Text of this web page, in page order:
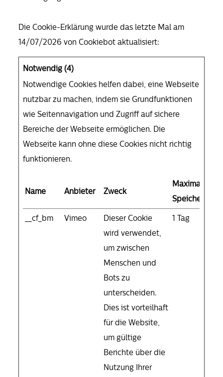
Die Cookie-Erklärung wurde das letzte Mal am
14/07/2026 vonCookiebot aktualisiert:
Notwendig (4)
Notwendige Cookies helfen dabei, eine Webseite
nutzbar zu machen, indem sie Grundfunktionen
wie Seitennavigation und Zugriff auf sichere
Bereiche der Webseite ermöglichen. Die
Webseite kann ohne diese Cookies nicht richtig
funktionieren.
Name Anbieter Zweck
Maximale
__cf_bm Vimeo
Dieser Cookie
wird verwendet,
um zwischen
Menschen und
Bots zu
unterscheiden.
Dies ist vorteilhaft
für die Website,
um gültige
Berichte über die
Nutzung Ihrer
1 Tag